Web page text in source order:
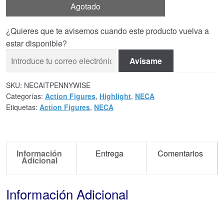
Agotado
¿Quieres que te avisemos cuando este producto vuelva a
estar disponible?
Avísame
SKU: NECAITPENNYWISE
Categorías: Action Figures, Highlight, NECA
Etiquetas: Action Figures, NECA
Información
Adicional
Entrega Comentarios
Información Adicional